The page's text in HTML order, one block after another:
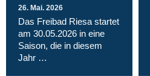
26. Mai. 2026
Das Freibad Riesa startet
am 30.05.2026 in eine
Saison, die in diesem
Jahr …